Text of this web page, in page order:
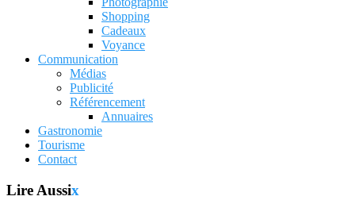
Shopping
Cadeaux
Voyance
Communication
Médias
Publicité
Référencement
Annuaires
Gastronomie
Tourisme
Contact
Lire Aussix